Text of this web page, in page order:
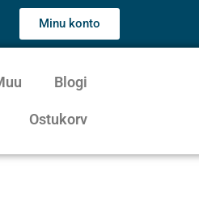
Minu konto
Blogi
Ostukorv